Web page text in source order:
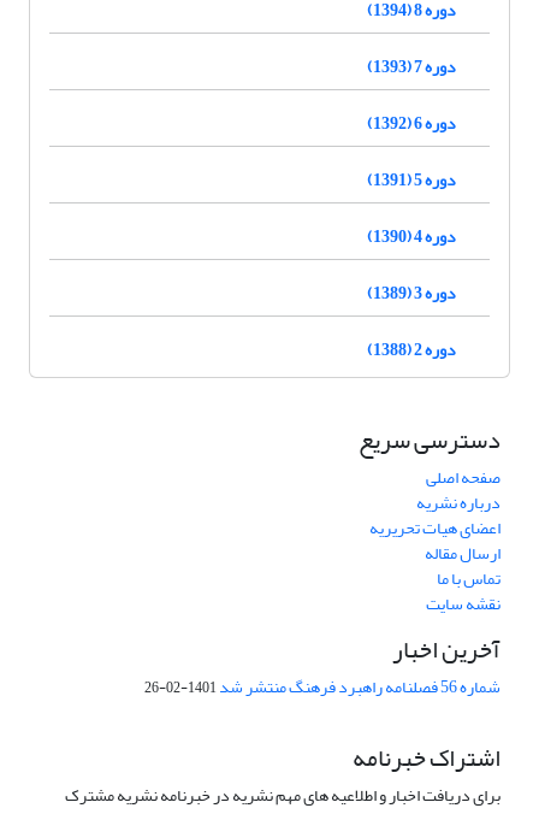
دوره 8 (1394)
دوره 7 (1393)
دوره 6 (1392)
دوره 5 (1391)
دوره 4 (1390)
دوره 3 (1389)
دوره 2 (1388)
دسترسی سریع
صفحه اصلی
درباره نشریه
اعضای هیات تحریریه
ارسال مقاله
تماس با ما
نقشه سایت
آخرین اخبار
شماره 56 فصلنامه راهبرد فرهنگ منتشر شد 1401-02-26
اشتراک خبرنامه
برای دریافت اخبار و اطلاعیه های مهم نشریه در خبرنامه نشریه مشترک